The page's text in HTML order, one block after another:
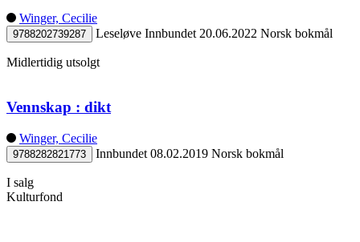
Winger, Cecilie
9788202739287 Leseløve Innbundet 20.06.2022 Norsk bokmål
Midlertidig utsolgt
Vennskap : dikt
Winger, Cecilie
9788282821773 Innbundet 08.02.2019 Norsk bokmål
I salg
Kulturfond